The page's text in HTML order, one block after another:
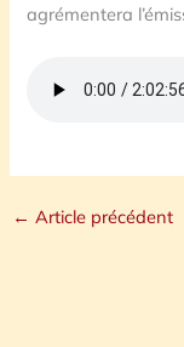
agrémentera
← Article précédent